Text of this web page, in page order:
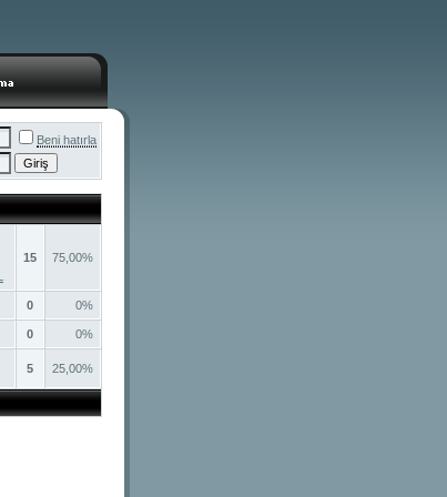
Beni hatırla
15 75,00%
0 0%
0 0%
5 25,00%